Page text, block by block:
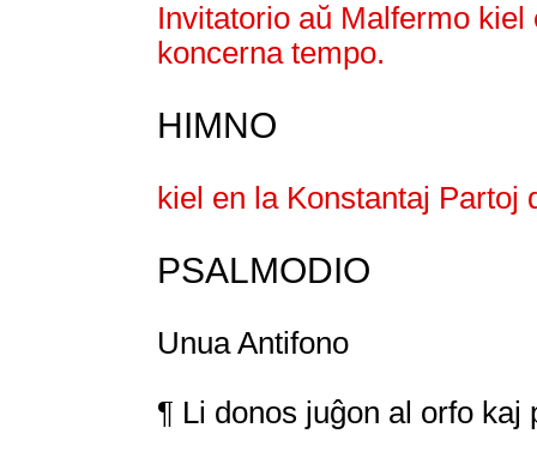
Invitatorio aŭ Malfermo
koncerna tempo.
HIMNO
kiel en la Konstantaj Partoj
PSALMODIO
Unua Antifono
¶ Li donos juĝon al orfo kaj